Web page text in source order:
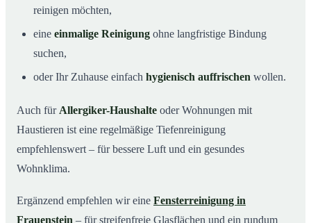
reinigen möchten,
eine einmalige Reinigung ohne langfristige Bindung
suchen,
oder Ihr Zuhause einfach hygienisch auffrischen wollen.
Auch für Allergiker-Haushalte oder Wohnungen mit
Haustieren ist eine regelmäßige Tiefenreinigung
empfehlenswert – für bessere Luft und ein gesundes
Wohnklima.
Ergänzend empfehlen wir eine Fensterreinigung in
Frauenstein – für streifenfreie Glasflächen und ein rundum